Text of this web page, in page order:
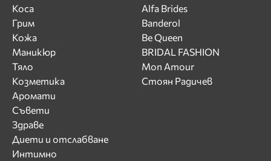
Коса
Грим
Кожа
Маникюр
Тяло
Козметика
Аромати
Съвети
Здраве
Диети и отслабване
Интимно
Alfa Brides
Banderol
Be Queen
BRIDAL FASHION
Mon Amour
Стоян Радичев